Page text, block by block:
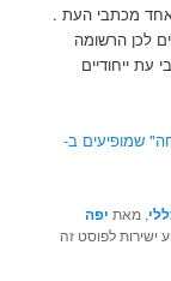
מכתבי העת .
לכן הרשומה
הפתוחה" שמופיעים ב-
, מאת יפה
ישירות לפוסט זה